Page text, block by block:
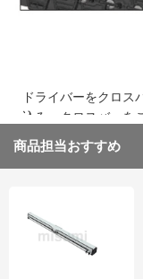
ドライバーをクロス
込み、クロスバーを
商品担当おすすめ